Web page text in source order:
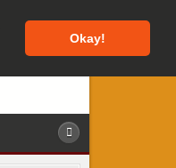
Okay!
7. AUGUST 2026